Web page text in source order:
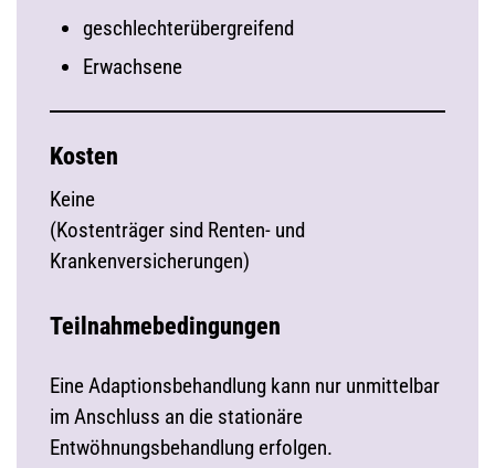
geschlechterübergreifend
Erwachsene
Kosten
Keine
(Kostenträger sind Renten- und
Krankenversicherungen)
Teilnahmebedingungen
Eine Adaptionsbehandlung kann nur unmittelbar
im Anschluss an die stationäre
Entwöhnungsbehandlung erfolgen.